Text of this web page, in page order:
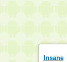
Insane